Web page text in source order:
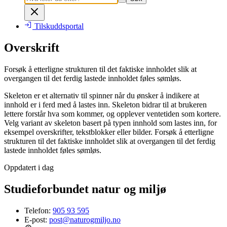
Tilskuddsportal
Overskrift
Forsøk å etterligne strukturen til det faktiske innholdet slik at
overgangen til det ferdig lastede innholdet føles sømløs.
Skeleton er et alternativ til spinner når du ønsker å indikere at
innhold er i ferd med å lastes inn. Skeleton bidrar til at brukeren
lettere forstår hva som kommer, og opplever ventetiden som kortere.
Velg variant av skeleton basert på typen innhold som lastes inn, for
eksempel overskrifter, tekstblokker eller bilder. Forsøk å etterligne
strukturen til det faktiske innholdet slik at overgangen til det ferdig
lastede innholdet føles sømløs.
Oppdatert i dag
Studieforbundet natur og miljø
Telefon: 905 93 595
E-post: post@naturogmiljo.no